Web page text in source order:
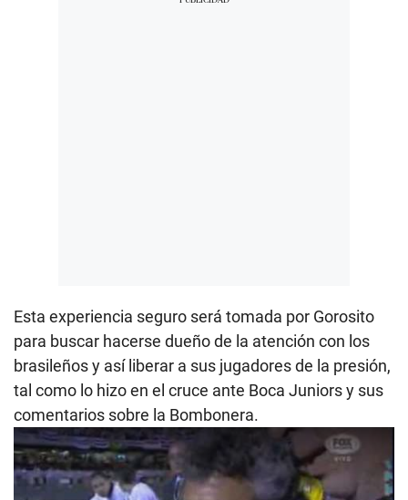
Esta experiencia seguro será tomada por Gorosito
para buscar hacerse dueño de la atención con los
brasileños y así liberar a sus jugadores de la presión,
tal como lo hizo en el cruce ante Boca Juniors y sus
comentarios sobre la Bombonera.